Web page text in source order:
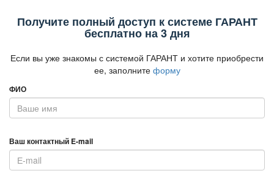
Получите полный доступ к системе ГАРАНТ
есплатно на 3 дня
Если вы уже знакомы с системой ГАРАНТ и хотите приобрести
ее, заполните форму
ФИО
аш контактный E-mail